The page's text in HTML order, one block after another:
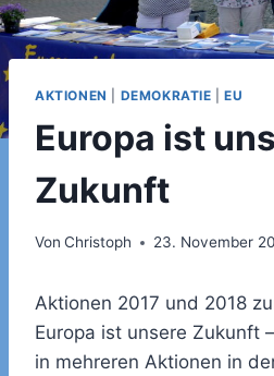
AKTIONEN DEMOKRATIE |EU
Europa ist
Zukunft
Von Christoph 23. November
Aktionen 2017 und 2018
Europa ist unsere Zukunft
in mehreren Aktionen in